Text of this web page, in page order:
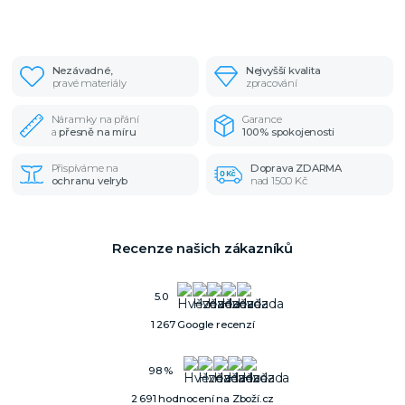
Nezávadné,
pravé materiály
Nejvyšší kvalita
zpracování
Náramky na přání
apřesně na míru
Garance
100% spokojenosti
Přispíváme na
ochranu velryb
Doprava ZDARMA
nad 1500 Kč
Recenze našich zákazníků
5.0
1 267 Google recenzí
98 %
2 691 hodnocení na Zboží.cz